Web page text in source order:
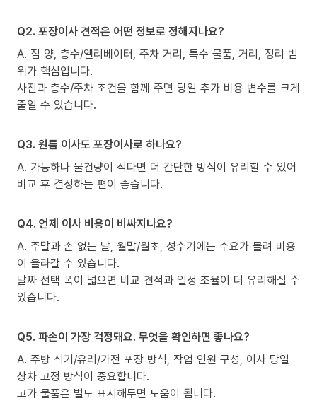
Q2. 포장이사 견적은 어떤 정보로 정해지나요?
A. 짐 양, 층수/엘리베이터, 주차 거리, 특수 물품, 거리, 정리 범
위가 핵심입니다.
사진과 층수/주차 조건을 함께 주면 당일 추가 비용 변수를 크게
줄일 수 있습니다.
Q3. 원룸 이사도 포장이사로 하나요?
A. 가능하나 물건량이 적다면 더 간단한 방식이 유리할 수 있어
비교 후 결정하는 편이 좋습니다.
Q4. 언제 이사 비용이 비싸지나요?
A. 주말과 손 없는 날, 월말/월초, 성수기에는 수요가 몰려 비용
이 올라갈 수 있습니다.
날짜 선택 폭이 넓으면 비교 견적과 일정 조율이 더 유리해질 수
있습니다.
Q5. 파손이 가장 걱정돼요. 무엇을 확인하면 좋나요?
A. 주방 식기/유리/가전 포장 방식, 작업 인원 구성, 이사 당일
상차 고정 방식이 중요합니다.
고가 물품은 별도 표시해두면 도움이 됩니다.